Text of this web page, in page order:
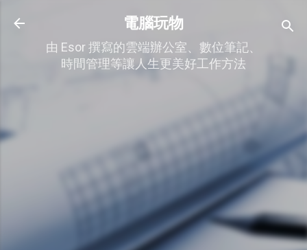
跳到主要內容
電腦玩物
由 Esor 撰寫的雲端辦公室、數位筆記、
時間管理等讓人生更美好工作方法